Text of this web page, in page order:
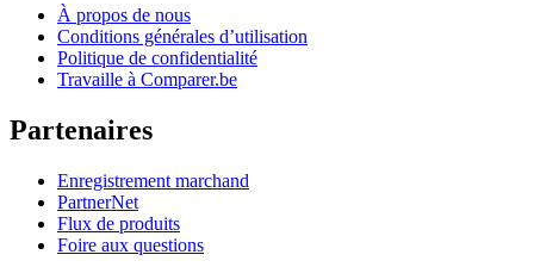
À propos de nous
Conditions générales d’utilisation
Politique de confidentialité
Travaille à Comparer.be
Partenaires
Enregistrement marchand
PartnerNet
Flux de produits
Foire aux questions